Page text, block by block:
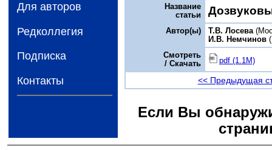
Для авторов
Редколлегия
Подписка
Контакты
Название
статьи
Автор(ы) Т.В. Лосева
И.В. Немчинов
Смотреть
/ Скачать
pdf (1.1M)
<< Предыдущая
Если Вы